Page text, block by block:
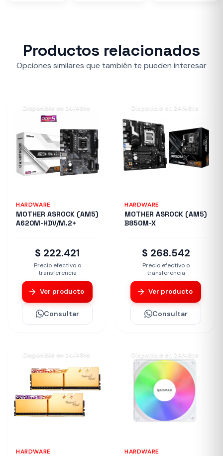
Productos relacionados
Opciones similares que también te pueden interesar
Disponible en 24/48hs
HARDWARE
MOTHER ASROCK (AM5)
A620M-HDV/M.2+
$ 222.421
Precio efectivo o
transferencia
Ver producto
Consultar
Disponible en 24/48hs
HARDWARE
MOTHER ASROCK (AM5)
B850M-X
$ 268.542
Precio efectivo o
transferencia
Ver producto
Consultar
Disponible en 24/48hs
HARDWARE
Disponible en 24/48hs
HARDWARE